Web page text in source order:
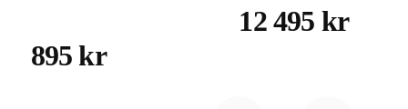
895 kr
12 495 kr